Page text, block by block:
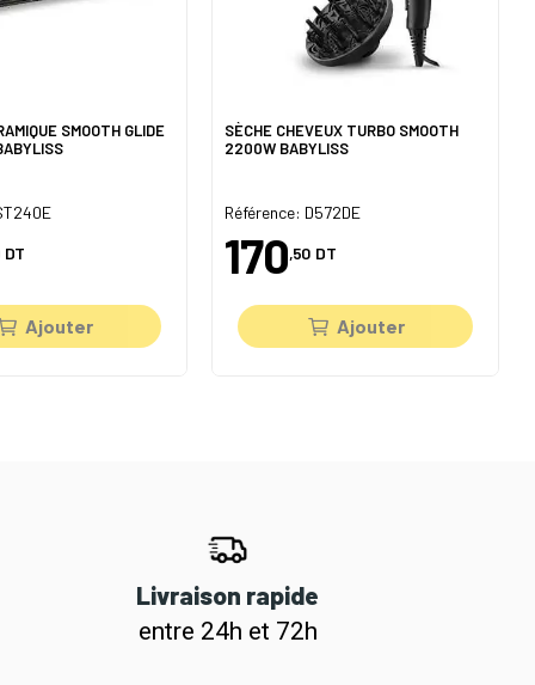
SMOOTH GLIDE
DT
Ajouter
SÈCHE CHEVEUX TURBO SMOOTH
2200W BABYLISS
Référence: D572DE
170,50 DT
Ajouter
Livraison rapide
entre 24h et 72h